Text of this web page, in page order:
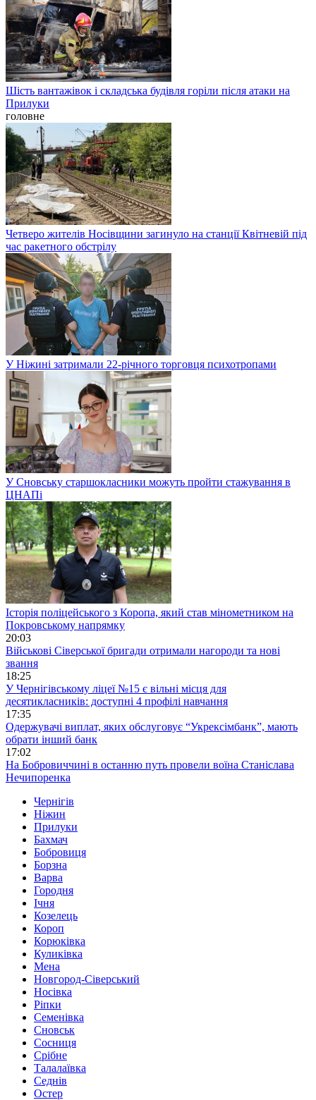
Шість вантажівок і складська будівля горіли після атаки на
Прилуки
головне
Четверо жителів Носівщини загинуло на станції Квітневій під
час ракетного обстрілу
У Ніжині затримали 22-річного торговця психотропами
У Сновську старшокласники можуть пройти стажування в
ЦНАПі
Історія поліцейського з Коропа, який став мінометником на
Покровському напрямку
20:03
Військові Сіверської бригади отримали нагороди та нові
звання
18:25
У Чернігівському ліцеї №15 є вільні місця для
десятикласників: доступні 4 профілі навчання
17:35
Одержувачі виплат, яких обслуговує “Укрексімбанк”, мають
обрати інший банк
17:02
На Бобровиччині в останню путь провели воїна Станіслава
Нечипоренка
Чернігів
Ніжин
Прилуки
Бахмач
Бобровиця
Борзна
Варва
Городня
Ічня
Козелець
Короп
Корюківка
Куликівка
Мена
Новгород-Сіверський
Носівка
Ріпки
Семенівка
Сновськ
Сосниця
Срібне
Талалаївка
Седнів
Остер